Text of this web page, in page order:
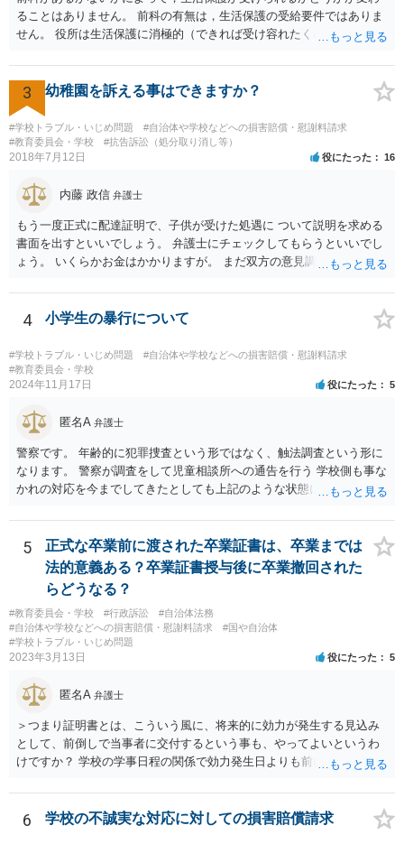
ることはありません。 前科の有無は，生活保護の受給要件ではありま
せん。 役所は生活保護に消極的（できれば受け容れたくない）な姿勢
と説明しましょう。
3 幼稚園を訴える事はできますか？
#学校トラブル・いじめ問題
#自治体や学校などへの損害賠償・慰謝料請求
#教育委員会・学校
#抗告訴訟（処分取り消し等）
2018年7月12日 役にたった 16
内藤 政信 弁護士
もう一度正式に配達証明で、子供が受けた処遇に ついて説明を求める
書面を出すといいでしょう。 弁護士にチェックしてもらうといいでし
ょう。 いくらかお金はかかりますが。 まだ双方の意見調整が必要です
4 小学生の暴行について
#学校トラブル・いじめ問題
#自治体や学校などへの損害賠償・慰謝料請求
#教育委員会・学校
2024年11月17日 役にたった 5
匿名A 弁護士
警察です。 年齢的に犯罪捜査という形ではなく、触法調査という形に
なります。 警察が調査をして児童相談所への通告を行う 学校側も事な
かれの対応を今までしてきたとしても上記のような状態になれば一定
る生徒が複数名ということであれば、 警察側も動くのではないかと思
われます。
5
正式な卒業前に渡された卒業証書は、卒業までは
法的意義ある？卒業証書授与後に卒業撤回された
らどうなる？
#教育委員会・学校 #行政訴訟
#自治体法務
#自治体や学校などへの損害賠償・慰謝料請求
#国や自治体
#学校トラブル・いじめ問題
2023年3月13日 役にたった 5
匿名A 弁護士
＞つまり証明書とは、こういう風に、将来的に効力が発生する見込み
として、前倒しで当事者に交付するという事も、やってよいというわ
けですか？ 学校の学事日程の関係で効力発生日よりも前に交付したか
でしょう。 両者をそろえるに越したことはないですが、卒業式の日程
自体は各学校によって慣例として定められることが多いですし、学籍
6 学校の不誠実な対応に対しての損害賠償請求